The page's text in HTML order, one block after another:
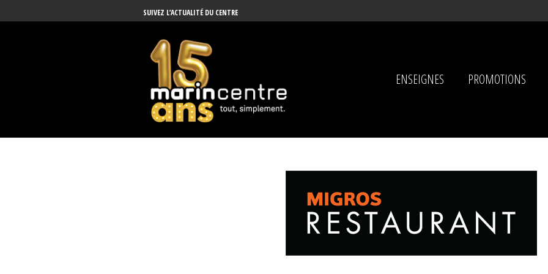
SUIVEZ L’ACTUALITÉ DU CENTRE
ENSEIGNES PROMOTIONS